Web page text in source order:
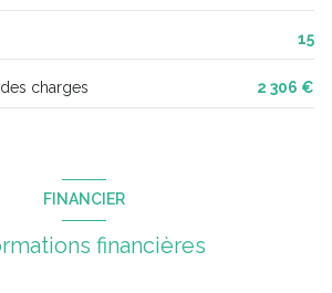
15
charges 2 306 €
FINANCIER
financières